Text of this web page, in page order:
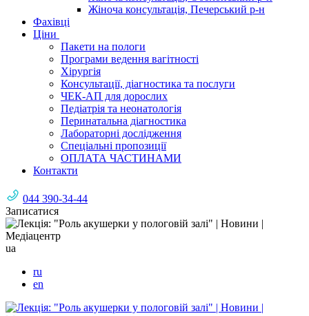
Жіноча консультація, Печерський р-н
Фахівці
Ціни
Пакети на пологи
Програми ведення вагітності
Хірургія
Консультації, діагностика та послуги
ЧЕК-АП для дорослих
Педіатрія та неонатологія
Перинатальна діагностика
Лабораторні дослідження
Спеціальні пропозиції
ОПЛАТА ЧАСТИНАМИ
Контакти
044 390-34-44
Записатися
ua
ru
en